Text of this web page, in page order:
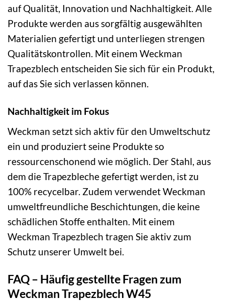
auf Qualität, Innovation und Nachhaltigkeit. Alle
Produkte werden aus sorgfältig ausgewählten
Materialien gefertigt und unterliegen strengen
Qualitätskontrollen. Mit einem Weckman
Trapezblech entscheiden Sie sich für ein Produkt,
auf das Sie sich verlassen können.
Nachhaltigkeit im Fokus
Weckman setzt sich aktiv für den Umweltschutz
ein und produziert seine Produkte so
ressourcenschonend wie möglich. Der Stahl, aus
dem die Trapezbleche gefertigt werden, ist zu
100% recycelbar. Zudem verwendet Weckman
umweltfreundliche Beschichtungen, die keine
schädlichen Stoffe enthalten. Mit einem
Weckman Trapezblech tragen Sie aktiv zum
Schutz unserer Umwelt bei.
FAQ – Häufig gestellte Fragen zum
Weckman Trapezblech W45